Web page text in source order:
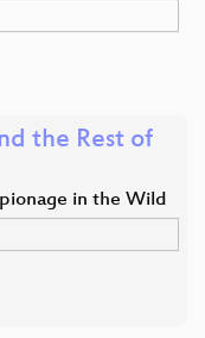
the Rest of
in the Wild